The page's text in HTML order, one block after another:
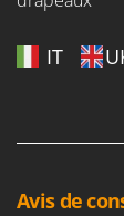
IT
Avis de